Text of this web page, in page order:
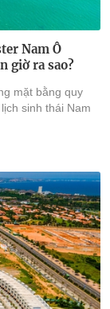
Nam Ô
giờ ra sao?
mặt bằng quy
sinh thái Nam